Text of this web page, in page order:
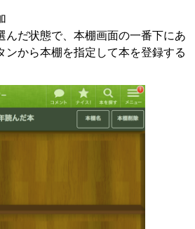
んだ状態で、本棚画面の一番下にあ
ンから本棚を指定して本を登録する